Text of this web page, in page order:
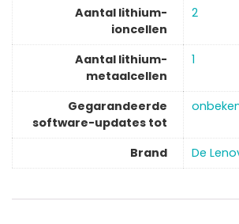
Aantal lithium-
ioncellen
‎2
Aantal lithium-
metaalcellen
‎1
Gegarandeerde
software-updates tot
Brand De